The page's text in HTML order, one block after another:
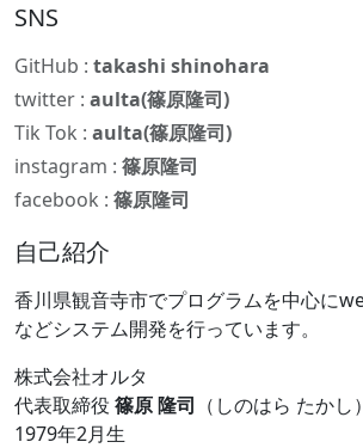
SNS
GitHub : takashi shinohara
twitter : aulta(篠原隆司)
Tik Tok : aulta(篠原隆司)
instagram : 篠原隆司
facebook : 篠原隆司
自己紹介
香川県観音寺市でプログラムを中心に
などシステム開発を行っています。
株式会社オルタ
代表取締役 篠原 隆司 （しのはら たかし）
1979年2月生